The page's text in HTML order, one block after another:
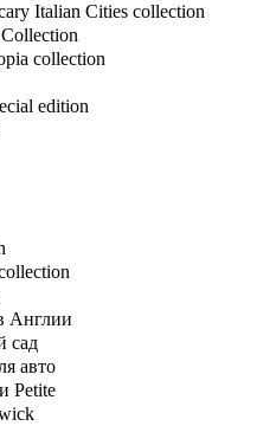
Italian Cities collection
collection
edition
Англии
сад
авто
Petite